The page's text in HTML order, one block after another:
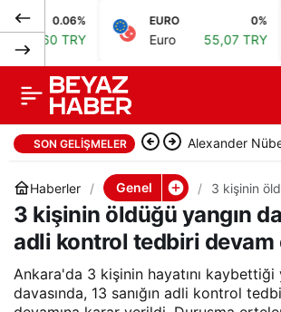
EURO
55,07 TRY
SON GELIŞMELER Alexander
geleni
Haberler Genel
3 kişinin
devam etti
3 kişinin öldüğü yangın
adli kontrol tedbiri devam
Ankara'da 3 kişinin hayatını kaybettiği
davasında, 13 sanığın adli kontrol
Beyoğlu’nda eski kız
arkadaşını vuran Kadir
K. yakalandı